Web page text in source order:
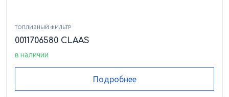
ТОПЛИВНЫЙ ФИЛЬТР
0011706580 CLAAS
в наличии
Подробнее